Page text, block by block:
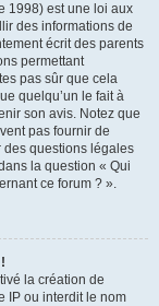
1998) est une loi aux
des informations de
écrit des parents
permettant
pas sûr que cela
quelqu’un le fait à
son avis. Notez que
pas fournir de
des questions légales
la question « Qui
ce forum ? ».
la création de
IP ou interdit le nom